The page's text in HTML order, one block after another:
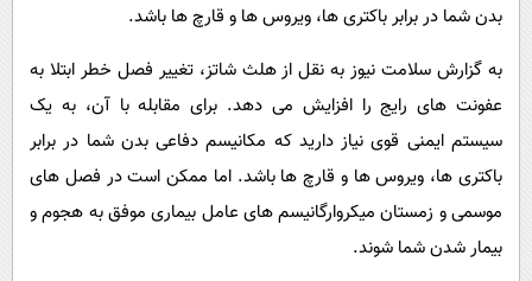
حوادث
سلامت
فرهنگی
بین الملل
بدن شما در برابر باکتری ها، ویروس ها و قارچ ها باشد.
به گزارش سلامت نیوز به نقل از هلث شاتز، تغییر فصل خطر ابتلا به
عفونت های رایج را افزایش می دهد. برای مقابله با آن، به یک
سیستم ایمنی قوی نیاز دارید که مکانیسم دفاعی بدن شما در برابر
باکتری ها، ویروس ها و قارچ ها باشد. اما ممکن است در فصل های
موسمی و زمستان میکروارگانیسم های عامل بیماری موفق به هجوم و
بیمار شدن شما شوند.